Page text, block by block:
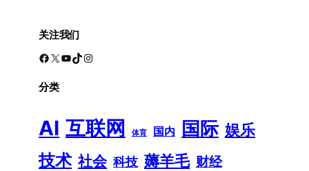
关注我们
Facebook X YouTube TikTok Instagram
分类
AI 互联网 体育 国内 国际 娱乐
技术 社会 科技 薅羊毛 财经